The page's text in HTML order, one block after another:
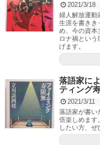
2021/3/18
婦人解放運動
生涯を書きき
め、今の資本
ロナ禍とい
げます。
落語家に
ティング
2021/3/11
落語家が書い
倍楽しめます
したい方、ぜ